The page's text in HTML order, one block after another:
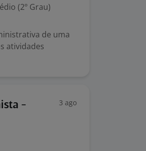
(2º Grau)
de uma
atividades
-
3 ago